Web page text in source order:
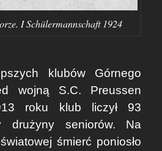
I Schülermannschaft 1924
klubów Górnego
wojną S.C. Preussen
roku klub liczył 93
drużyny seniorów. Na
śmierć poniosło